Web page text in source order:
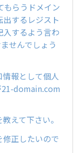
らうドメイン
するレジスト
入するよう言わ
せんでしょう
報として個人
21-domain.com
えて下さい。
正したいので